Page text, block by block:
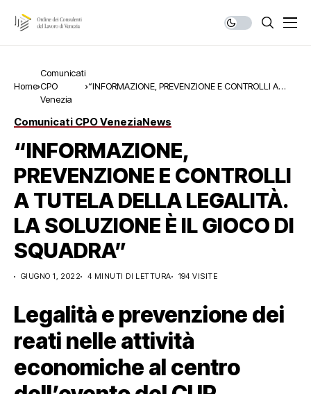
Home
Comunicati
CPO
Venezia
“INFORMAZIONE, PREVENZIONE E CONTROLLI A
Comunicati CPO VeneziaNews
“INFORMAZIONE,
PREVENZIONE E CONTROLLI
A TUTELA DELLA LEGALITÀ.
LA SOLUZIONE È IL GIOCO DI
SQUADRA”
GIUGNO 1, 2022 4 MINUTI DI LETTURA 194 VISITE
Legalità e prevenzione dei
reati nelle attività
economiche al centro